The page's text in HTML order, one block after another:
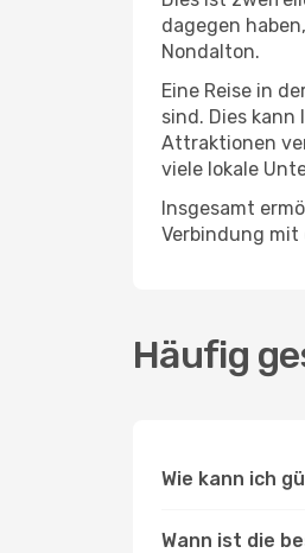
dagegen
Nondalton.
Eine Reise in
sind. Dies
Attraktionen
viele lokale
Insgesamt
Verbindung mit
Häufig
Wie kann ich
Wann ist die